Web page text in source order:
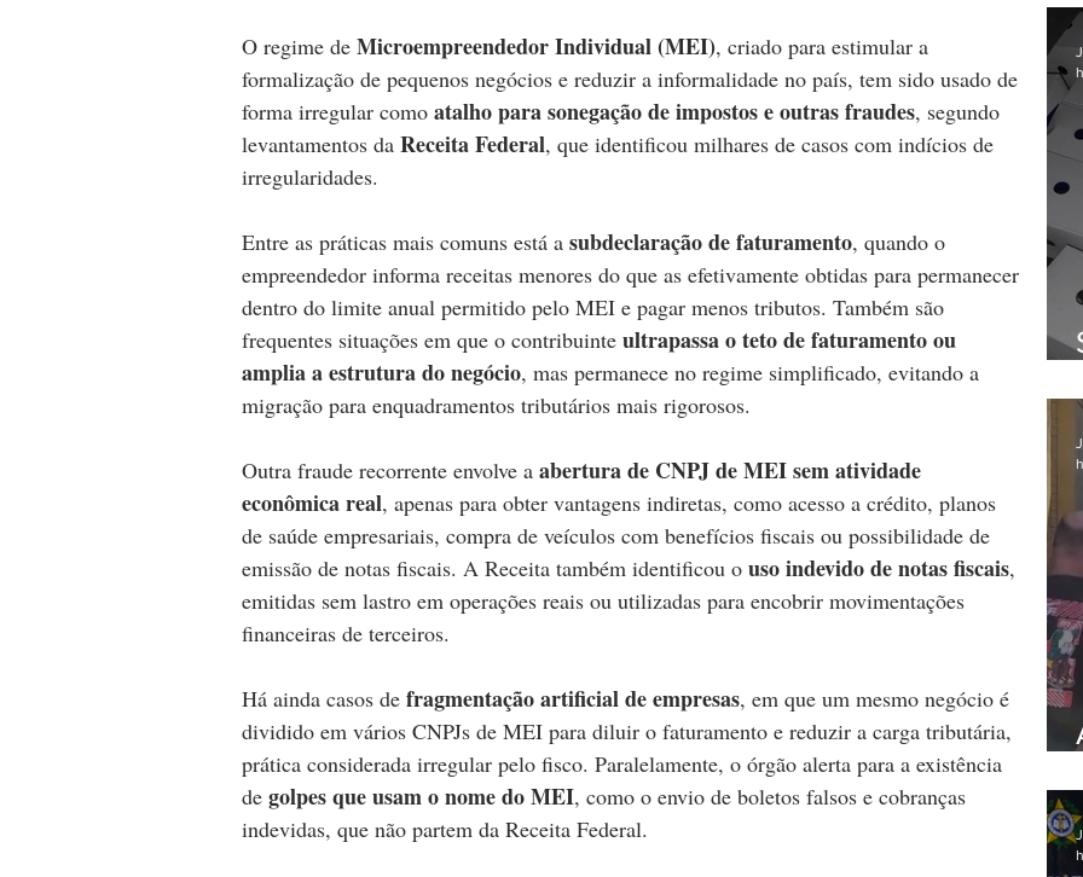
O regime de Microempreendedor Individual (MEI), criado para estimular a
formalização de pequenos negócios e reduzir a informalidade no país, tem sido usado de
forma irregular como atalho para sonegação de impostos e outras fraudes, segundo
levantamentos da Receita Federal, que identificou milhares de casos com indícios de
irregularidades.
Entre as práticas mais comuns está a subdeclaração de faturamento, quando o
empreendedor informa receitas menores do que as efetivamente obtidas para permanecer
dentro do limite anual permitido pelo MEI e pagar menos tributos. Também são
frequentes situações em que o contribuinte ultrapassa o teto de faturamento ou
amplia a estrutura do negócio, mas permanece no regime simplificado, evitando a
migração para enquadramentos tributários mais rigorosos.
Outra fraude recorrente envolve a abertura de CNPJ de MEI sem atividade
econômica real, apenas para obter vantagens indiretas, como acesso a crédito, planos
de saúde empresariais, compra de veículos com benefícios fiscais ou possibilidade de
emissão de notas fiscais. A Receita também identificou o uso indevido de notas fiscais,
emitidas sem lastro em operações reais ou utilizadas para encobrir movimentações
financeiras de terceiros.
Há ainda casos de fragmentação artificial de empresas, em que um mesmo negócio é
dividido em vários CNPJs de MEI para diluir o faturamento e reduzir a carga tributária,
prática considerada irregular pelo fisco. Paralelamente, o órgão alerta para a existência
de golpes que usam o nome do MEI, como o envio de boletos falsos e cobranças
indevidas, que não partem da Receita Federal.